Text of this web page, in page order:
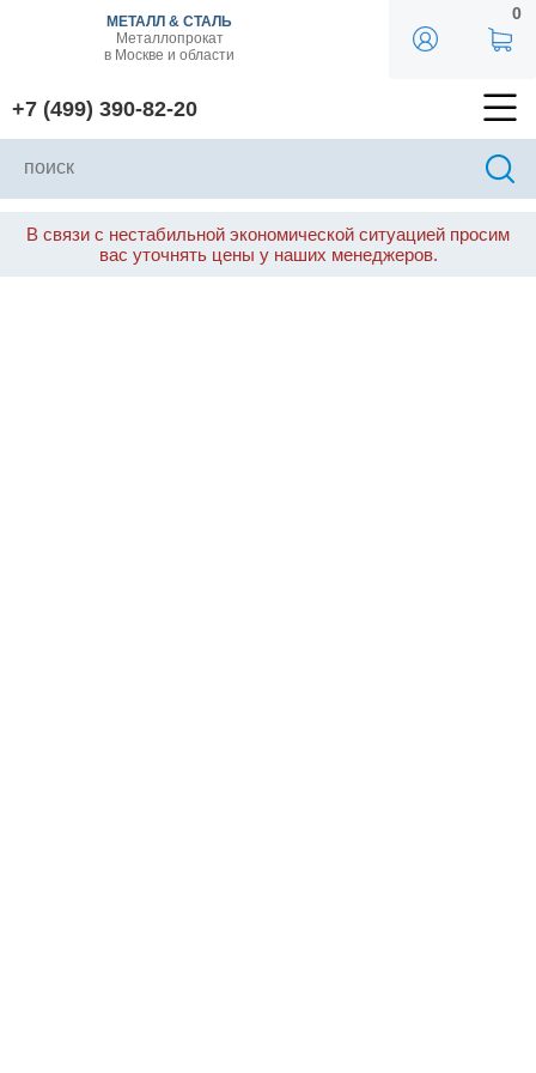
МЕТАЛЛ & СТАЛЬ
Металлопрокат
в Москве и области
+7 (499) 390-82-20
0
В связи с нестабильной экономической ситуацией просим
вас уточнять цены у наших менеджеров.